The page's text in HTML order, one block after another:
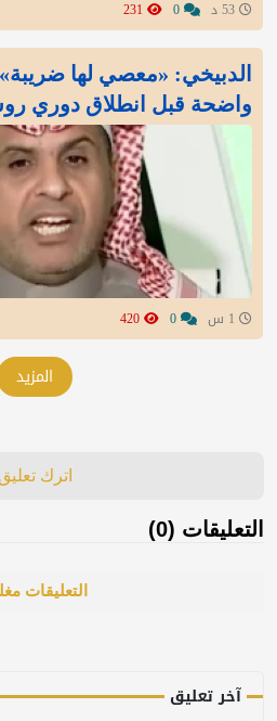
الدبيخي: «معصي لها
واضحة قبل انطلاق دوري
المزيد
اترك تعليق
التعليقات (0)
التعليقات
آخر تعليق